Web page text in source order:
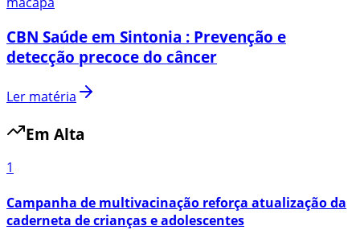
CBN Saúde em Sintonia : Prevenção e
detecção precoce do câncer
Ler matéria
Em Alta
1
Campanha de multivacinação reforça atualização da
caderneta de crianças e adolescentes